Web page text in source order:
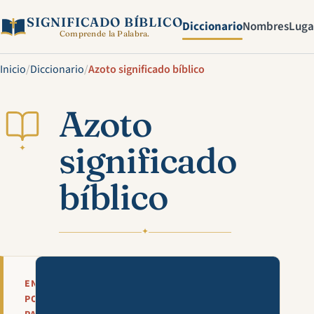
SIGNIFICADO BÍBLICO
Comprende la Palabra. DiccionarioNombres
Inicio/Diccionario/Azoto significado bíblico
✦
Azoto
significado
bíblico
✦
EN
POCAS
Mira esta explicación en